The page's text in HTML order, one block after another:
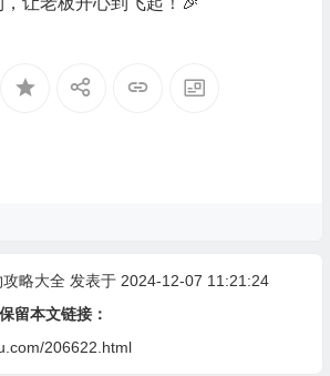
略大全发表于 2024-12-07 11:21:24
留本文链接：
206622.html